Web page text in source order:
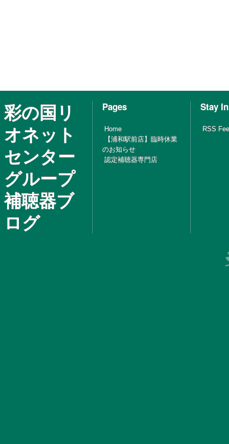
彩の国リ
オネット
センター
グループ
補聴器ブ
ログ
Pages
Home
【浦和駅前店】臨時休業
のお知らせ
認定補聴器専門店
Stay
RSS